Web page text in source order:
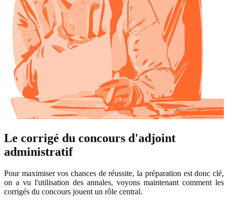
Le corrigé du concours d'adjoint
administratif
Pour maximiser vos chances de réussite, la préparation est donc clé,
on a vu l'utilisation des annales, voyons maintenant comment les
corrigés du concours jouent un rôle central.